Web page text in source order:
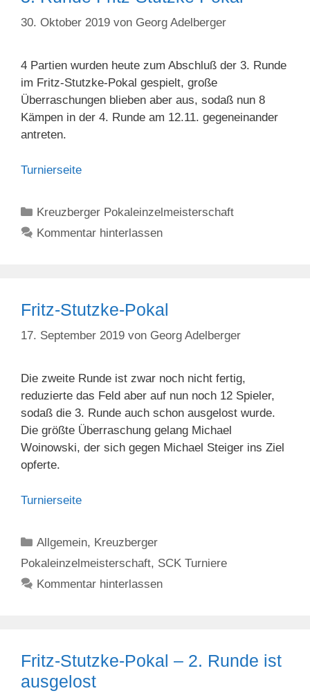
30. Oktober 2019 von Georg Adelberger
4 Partien wurden heute zum Abschluß der 3. Runde
im Fritz-Stutzke-Pokal gespielt, große
Überraschungen blieben aber aus, sodaß nun 8
Kämpen in der 4. Runde am 12.11. gegeneinander
antreten.
Turnierseite
Kategorien
Kreuzberger Pokaleinzelmeisterschaft
Kommentar hinterlassen
Fritz-Stutzke-Pokal
17. September 2019 von Georg Adelberger
Die zweite Runde ist zwar noch nicht fertig,
reduzierte das Feld aber auf nun noch 12 Spieler,
sodaß die 3. Runde auch schon ausgelost wurde.
Die größte Überraschung gelang Michael
Woinowski, der sich gegen Michael Steiger ins Ziel
opferte.
Turnierseite
Kategorien
Allgemein, Kreuzberger
Pokaleinzelmeisterschaft, SCK Turniere
Kommentar hinterlassen
Fritz-Stutzke-Pokal – 2. Runde ist
ausgelost